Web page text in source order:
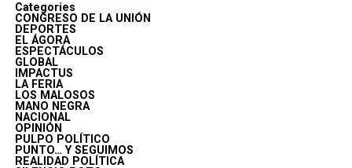
Categories
CONGRESO DE LA UNIÓN
DEPORTES
EL ÁGORA
ESPECTÁCULOS
GLOBAL
IMPACTUS
LA FERIA
LOS MALOSOS
MANO NEGRA
NACIONAL
OPINIÓN
PULPO POLÍTICO
PUNTO… Y SEGUIMOS
REALIDAD POLÍTICA